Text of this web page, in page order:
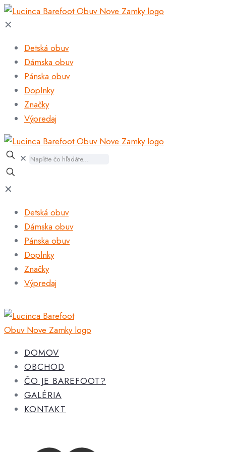
✕
Detská obuv
Dámska obuv
Pánska obuv
Doplnky
Značky
Výpredaj
✕
✕
Detská obuv
Dámska obuv
Pánska obuv
Doplnky
Značky
Výpredaj
DOMOV
OBCHOD
ČO JE BAREFOOT?
GALÉRIA
KONTAKT